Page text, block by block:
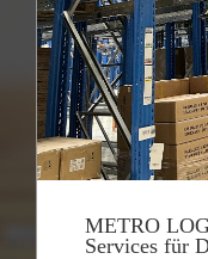
METRO
Services für